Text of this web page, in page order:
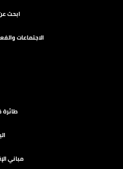
ابحث
الاجتماعات
مباني